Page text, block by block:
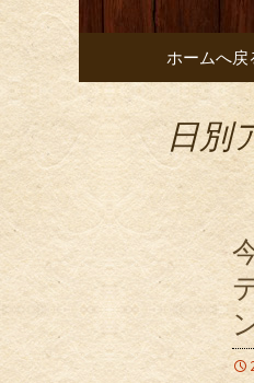
コンテンツへ
ホームへ戻
日別